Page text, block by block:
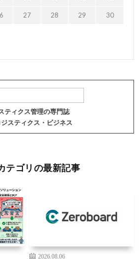
27 28 29 30
ティクス管理の専門誌
ジスティクス・ビジネス
テゴリの最新記事
2026.08.06